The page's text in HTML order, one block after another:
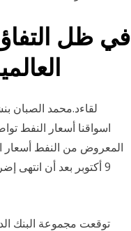
في ظل
لقاءد.محمد الصبان
اسواقنا أسعار النفط
المعروض من النفط أسعار
9 أكتوبر بعد أن انتهى
توقعت مجموعة البنك